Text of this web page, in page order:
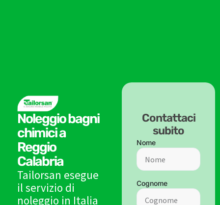
Noleggio bagni
chimici a
Reggio
Calabria
Tailorsan esegue
il servizio di
noleggio in Italia
Contattaci
subito
Nome
Cognome